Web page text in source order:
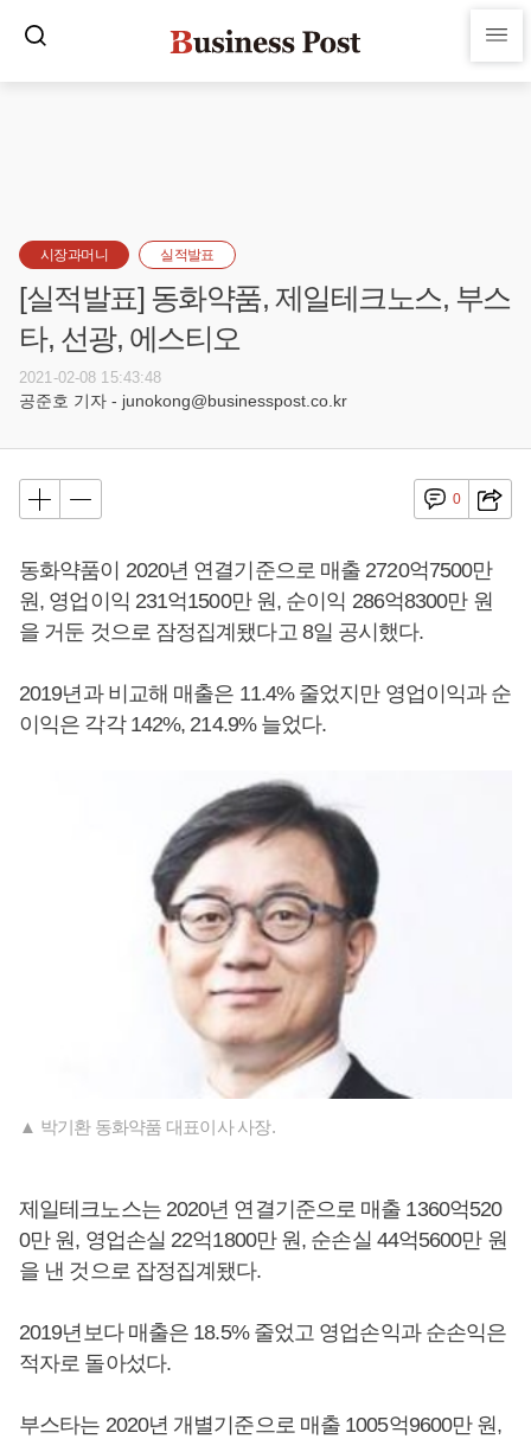
시장과머니 실적발표
[실적발표] 동화약품, 제일테크노스, 부스
타, 선광, 에스티오
2021-02-08 15:43:48
공준호 기자 - junokong@businesspost.co.kr
0
동화약품이 2020년 연결기준으로 매출 2720억7500만
원, 영업이익 231억1500만 원, 순이익 286억8300만 원
을 거둔 것으로 잠정집계됐다고 8일 공시했다.
2019년과 비교해 매출은 11.4% 줄었지만 영업이익과 순
이익은 각각 142%, 214.9% 늘었다.
▲ 박기환 동화약품 대표이사 사장.
제일테크노스는 2020년 연결기준으로 매출 1360억520
0만 원, 영업손실 22억1800만 원, 순손실 44억5600만 원
을 낸 것으로 잡정집계됐다.
2019년보다 매출은 18.5% 줄었고 영업손익과 순손익은
적자로 돌아섰다.
부스타는 2020년 개별기준으로 매출 1005억9600만 원,